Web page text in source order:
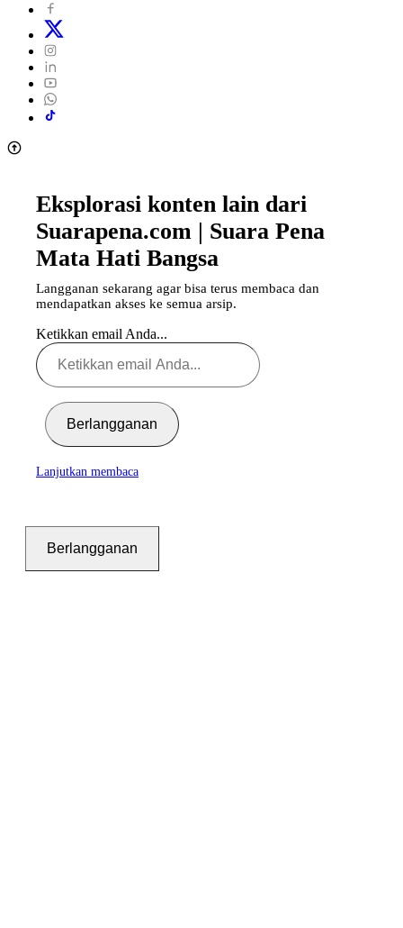
Eksplorasi konten lain dari
Suarapena.com | Suara Pena
Mata Hati Bangsa
Langganan sekarang agar bisa terus membaca dan
mendapatkan akses ke semua arsip.
Ketikkan email Anda...
Berlangganan
Lanjutkan membaca
Berlangganan